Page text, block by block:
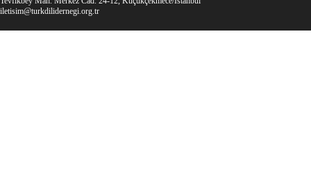
iletisim@turkdilidernegi.org.tr